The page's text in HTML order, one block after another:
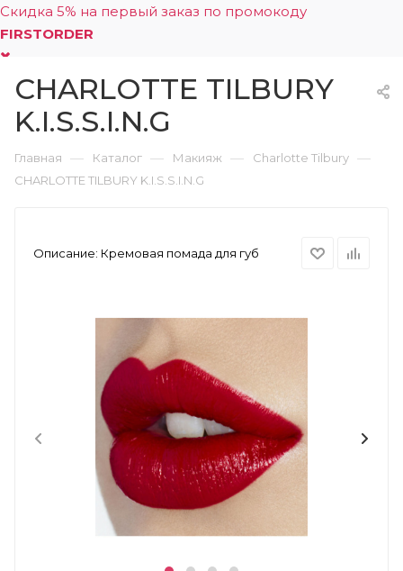
Скидка 5% на первый заказ по промокоду
FIRSTORDER
0
CHARLOTTE TILBURY
K.I.S.S.I.N.G
Главная — Каталог — Макияж — Charlotte Tilbury —
CHARLOTTE TILBURY K.I.S.S.I.N.G
Описание: Кремовая помада для губ